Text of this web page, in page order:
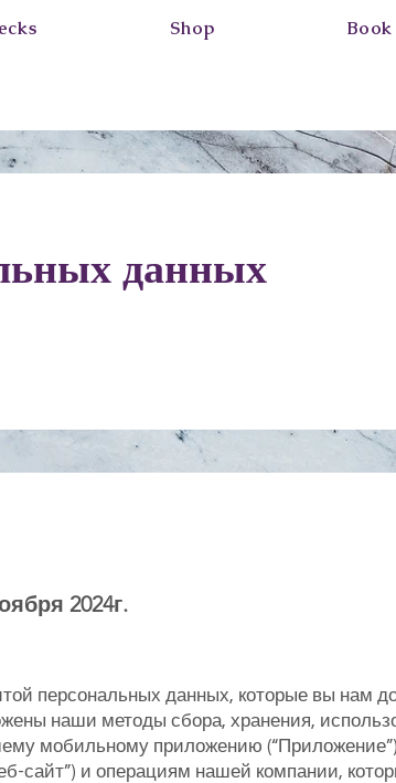
Shop
данных
2024г.
персональных данных, которые вы нам
наши методы сбора, хранения,
мобильному приложению
сайт”) и операциям нашей компании,